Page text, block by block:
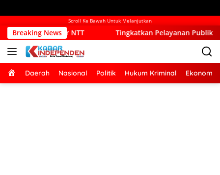
Scroll Ke Bawah Untuk Melanjutkan
Breaking News
NTT Tingkatkan Pelayanan Publik, Pemkab Kupang
Home
Daerah Nasional Politik Hukum Kriminal Ekonomi